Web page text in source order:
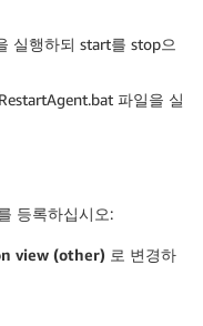
실행하되 start를 stop으
파일을 실
등록하십시오:
view (other) 로 변경하